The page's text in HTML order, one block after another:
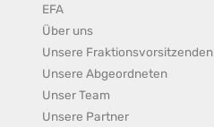
EFA
Über uns
Unsere Fraktionsvorsitzenden
Unsere Abgeordneten
Unser Team
Unsere Partner